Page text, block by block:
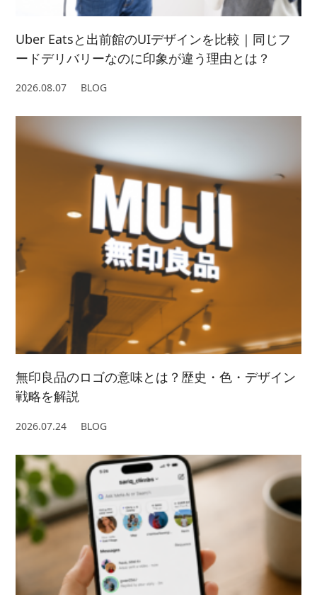
Uber Eatsと出前館のUIデザインを比較｜同じフ
ードデリバリーなのに印象が違う理由とは？
2026.08.07 BLOG
無印良品のロゴの意味とは？歴史・色・デザイン
戦略を解説
2026.07.24 BLOG